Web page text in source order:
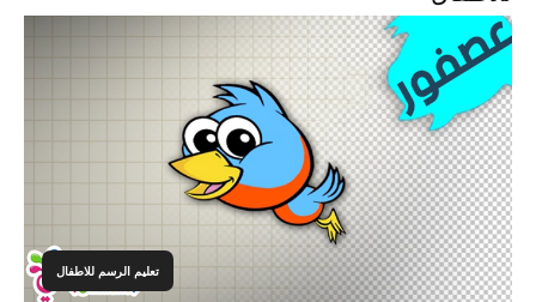
تعليم الرسم للاطفال